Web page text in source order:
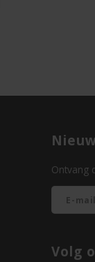
Ontvang
Volg